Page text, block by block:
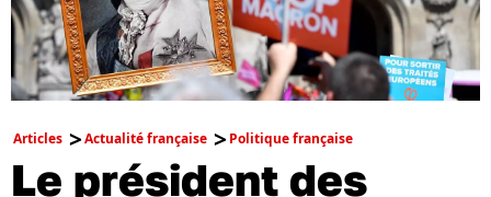
Articles Actualité française Politique française
Le président des